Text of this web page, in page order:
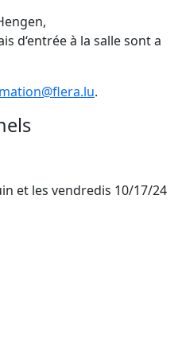
d‘entrée à la salle sont a
.
et les vendredis 10/17/24